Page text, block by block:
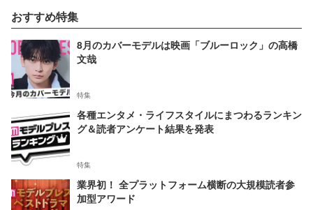
おすすめ特集
8月のカバーモデルは映画「ブルーロック」の高橋
文哉
特集
各種エンタメ・ライフスタイルにまつわるランキン
グ＆読者アンケート結果を発表
特集
業界初！ 全プラットフォーム横断の大規模読者参
加型アワード